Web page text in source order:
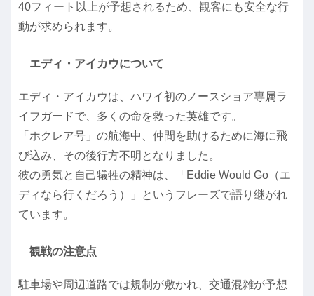
40フィート以上が予想されるため、観客にも安全な行
動が求められます。
エディ・アイカウについて
エディ・アイカウは、ハワイ初のノースショア専属ラ
イフガードで、多くの命を救った英雄です。
「ホクレア号」の航海中、仲間を助けるために海に飛
び込み、その後行方不明となりました。
彼の勇気と自己犠牲の精神は、「Eddie Would Go（エ
ディなら行くだろう）」というフレーズで語り継がれ
ています。
観戦の注意点
駐車場や周辺道路では規制が敷かれ、交通混雑が予想